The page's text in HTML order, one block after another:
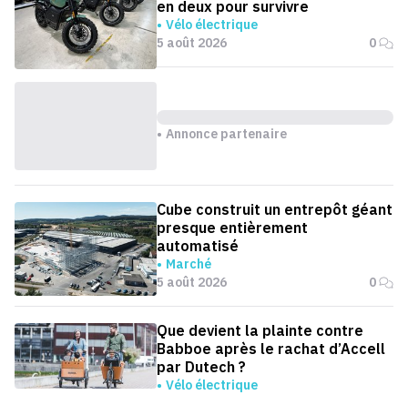
en deux pour survivre
Vélo électrique
5 août 2026
0
Annonce partenaire
Cube construit un entrepôt géant
presque entièrement
automatisé
Marché
5 août 2026
0
Que devient la plainte contre
Babboe après le rachat d’Accell
par Dutech ?
Vélo électrique